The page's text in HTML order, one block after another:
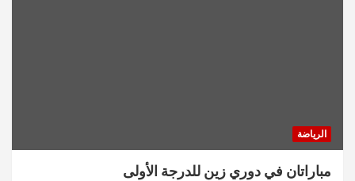
الرياضة
مباراتان في دوري زين للدرجة الأولى